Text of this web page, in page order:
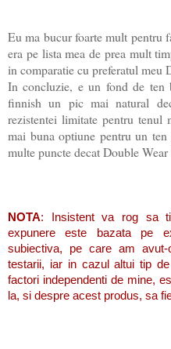
Eu ma bucur foarte mult pentru
era pe lista mea de prea mult
in comparatie cu preferatul meu
In concluzie, e un fond de ten
finnish un pic mai natural
rezistentei limitate pentru tenul
mai buna optiune pentru un
multe puncte decat Double
NOTA: Insistent va rog sa
expunere este bazata pe
subiectiva, pe care am
testarii, iar in cazul altui tip
factori independenti de mine,
la, si despre acest produs, sa